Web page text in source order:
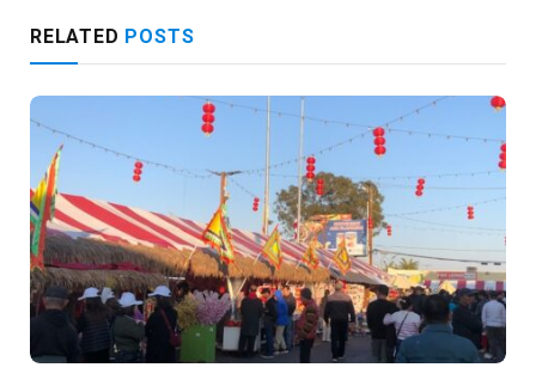
RELATED POSTS